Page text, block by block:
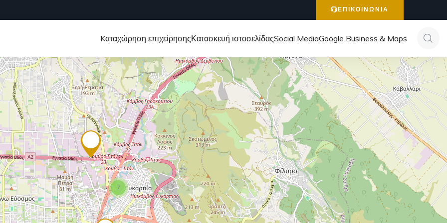
ΕΠΙΚΟΙΝΩΝΙΑ
Kαταχώρηση επιχείρησηςΚατασκευή ιστοσελίδαςSocial MediaGoogle Business & Maps
7